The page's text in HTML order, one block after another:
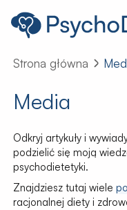
Strona główna
Media
Odkryj artykuły i
podzielić się moją
psychodietetyki.
Znajdziesz tutaj wiele
racjonalnej diety i